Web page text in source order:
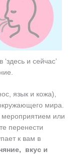
‘здесь и сейчас’
язык и кожа),
мира.
мероприятием или
перенести
к вам в
вкус и